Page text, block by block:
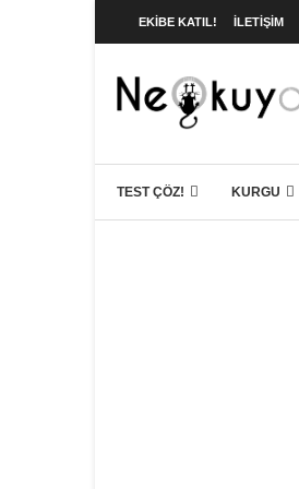
EKIBE KATIL! İLETIŞIM
TEST ÇÖZ! KURGU